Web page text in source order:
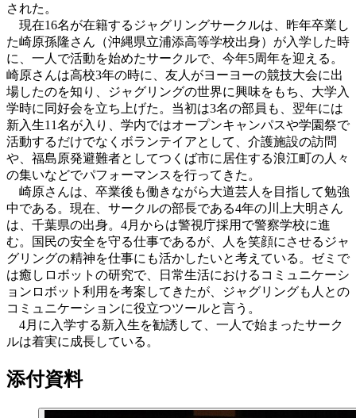
された。
現在16名が在籍するジャグリングサークルは、昨年卒業し
た崎原孫隆さん（沖縄県立浦添高等学校出身）が入学した時
に、一人で活動を始めたサークルで、今年5周年を迎える。
崎原さんは高校3年の時に、友人がヨーヨーの競技大会に出
場したのを知り、ジャグリングの世界に興味をもち、大学入
学時に同好会を立ち上げた。当初は3名の部員も、翌年には
新入生11名が入り、学内ではオープンキャンパスや学園祭で
活動するだけでなくボランテイアとして、介護施設の訪問
や、福島原発避難者としてつくば市に居住する浪江町の人々
の集いなどでパフォーマンスを行ってきた。
崎原さんは、卒業後も働きながら大道芸人を目指して勉強
中である。現在、サークルの部長である4年の川上大明さん
は、千葉県の出身。4月からは警視庁採用で警察学校に進
む。国民の安全を守る仕事であるが、人を笑顔にさせるジャ
グリングの精神を仕事にも活かしたいと考えている。ゼミで
は癒しロボットの研究で、日常生活におけるコミュニケーシ
ョンロボット利用を考案してきたが、ジャグリングも人との
コミュニケーションに役立つツールと言う。
4月に入学する新入生を勧誘して、一人で始まったサーク
ルは着実に成長している。
添付資料